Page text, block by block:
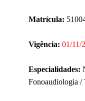
Matrícula:
Vigência: 01/11/
Especialidades:
Fonoaudiologia /